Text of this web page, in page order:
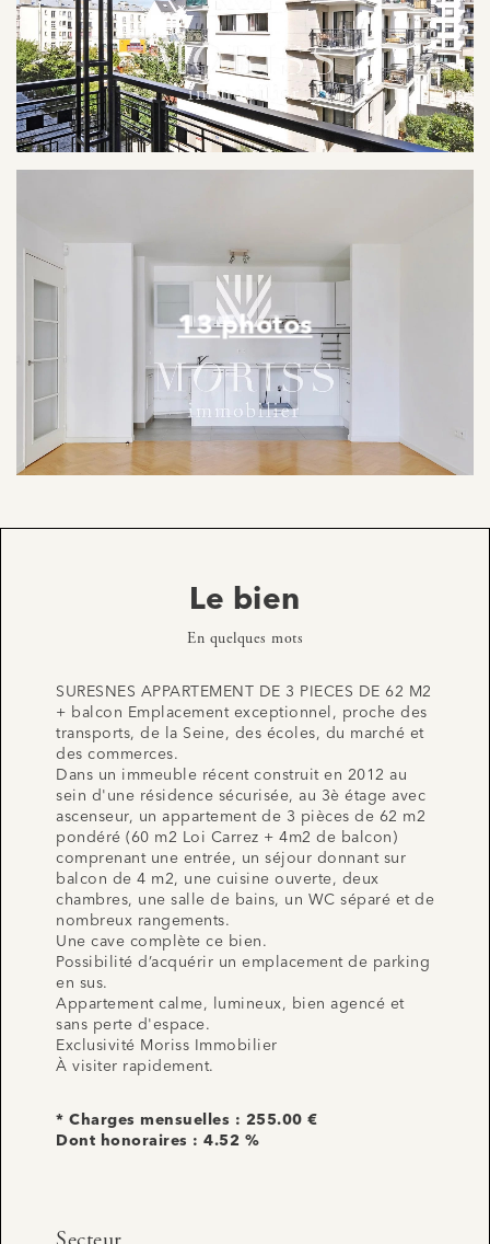
13 photos
Le bien
En quelques mots
SURESNES APPARTEMENT DE 3 PIECES DE 62 M2
+ balcon Emplacement exceptionnel, proche des
transports, de la Seine, des écoles, du marché et
des commerces.
Dans un immeuble récent construit en 2012 au
sein d'une résidence sécurisée, au 3è étage avec
ascenseur, un appartement de 3 pièces de 62 m2
pondéré (60 m2 Loi Carrez + 4m2 de balcon)
comprenant une entrée, un séjour donnant sur
balcon de 4 m2, une cuisine ouverte, deux
chambres, une salle de bains, un WC séparé et de
nombreux rangements.
Une cave complète ce bien.
Possibilité d’acquérir un emplacement de parking
en sus.
Appartement calme, lumineux, bien agencé et
sans perte d'espace.
Exclusivité Moriss Immobilier
À visiter rapidement.
* Charges mensuelles : 255.00 €
Dont honoraires : 4.52 %